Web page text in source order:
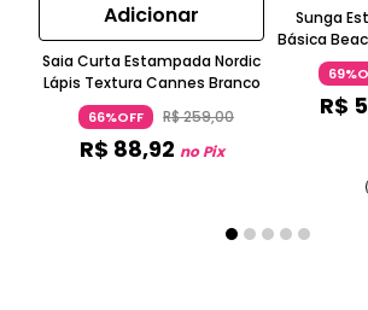
Adicionar
Saia Curta Estampada Nordic
Lápis Textura Cannes Branco
66%OFF R$259,00
R$ 88,92 no Pix
Sunga
Básica
Bege
R$